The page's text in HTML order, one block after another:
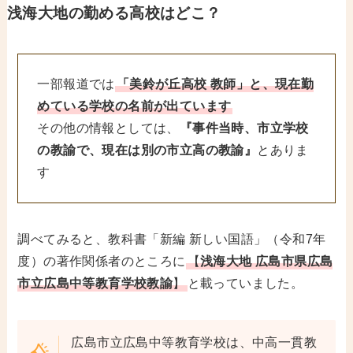
浅海大地の勤める高校はどこ？
一部報道では 「美鈴が丘高校 教師」と、現在勤
めている学校の名前が出ています
その他の情報としては、
『事件当時、市立学校
の教諭で、現在は別の市立高の教諭』
とありま
す
調べてみると、教科書「新編 新しい国語」（令和7年
度）の著作関係者のところに 【浅海大地 広島市県広島
市立広島中等教育学校教諭】と載っていました。
広島市立広島中等教育学校は、中高一貫教